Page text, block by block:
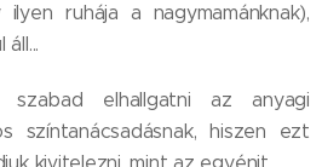
ruhája a nagymamánknak),
szabad elhallgatni az anyagi
színtanácsadásnak, hiszen ezt